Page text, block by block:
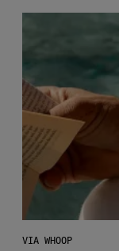
VIA WHOOP